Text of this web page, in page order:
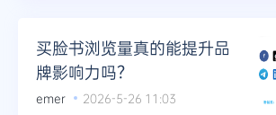
买脸书浏览量真的能提升品
牌影响力吗？
emer 2026-5-26 11:03